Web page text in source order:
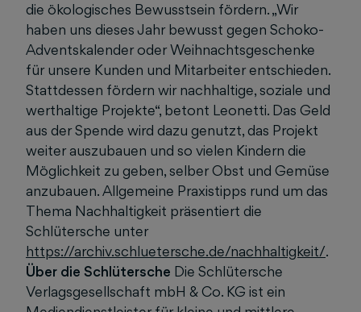
die ökologisches Bewusstsein fördern. „Wir
haben uns dieses Jahr bewusst gegen Schoko-
Adventskalender oder Weihnachtsgeschenke
für unsere Kunden und Mitarbeiter entschieden.
Stattdessen fördern wir nachhaltige, soziale und
werthaltige Projekte“, betont Leonetti. Das Geld
aus der Spende wird dazu genutzt, das Projekt
weiter auszubauen und so vielen Kindern die
Möglichkeit zu geben, selber Obst und Gemüse
anzubauen. Allgemeine Praxistipps rund um das
Thema Nachhaltigkeit präsentiert die
Schlütersche unter
https://archiv.schluetersche.de/nachhaltigkeit/.
Über die Schlütersche Die Schlütersche
Verlagsgesellschaft mbH & Co. KG ist ein